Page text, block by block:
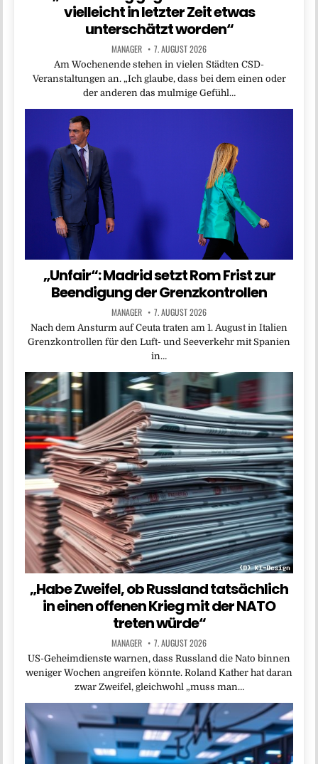
vielleicht in letzter Zeit etwas
unterschätzt worden“
MANAGER 7. AUGUST 2026
Am Wochenende stehen in vielen Städten CSD-
Veranstaltungen an. „Ich glaube, dass bei dem einen oder
der anderen das mulmige Gefühl…
„Unfair“: Madrid setzt Rom Frist zur
Beendigung der Grenzkontrollen
MANAGER 7. AUGUST 2026
Nach dem Ansturm auf Ceuta traten am 1. August in Italien
Grenzkontrollen für den Luft- und Seeverkehr mit Spanien
in…
„Habe Zweifel, ob Russland tatsächlich
in einen offenen Krieg mit der NATO
treten würde“
MANAGER 7. AUGUST 2026
US-Geheimdienste warnen, dass Russland die Nato binnen
weniger Wochen angreifen könnte. Roland Kather hat daran
zwar Zweifel, gleichwohl „muss man…